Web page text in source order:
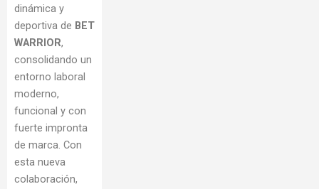
dinámica y
deportiva de BET
WARRIOR,
consolidando un
entorno laboral
moderno,
funcional y con
fuerte impronta
de marca. Con
esta nueva
colaboración,